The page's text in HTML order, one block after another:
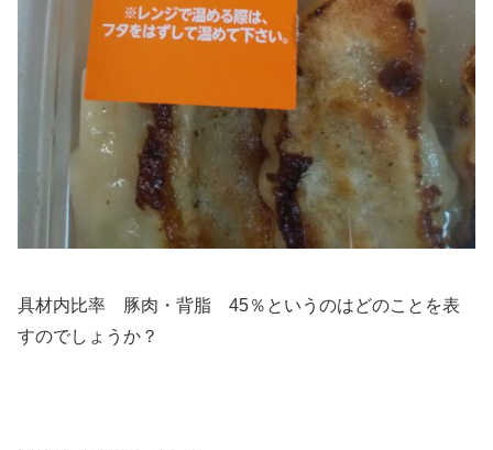
具材内比率 豚肉・背脂 45％というのはどのことを表
すのでしょうか？